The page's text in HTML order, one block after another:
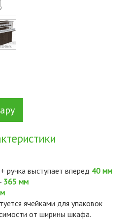
+ ручка выступает вперед 40 мм
365 мм
ячейками для упаковок
от ширины шкафа.